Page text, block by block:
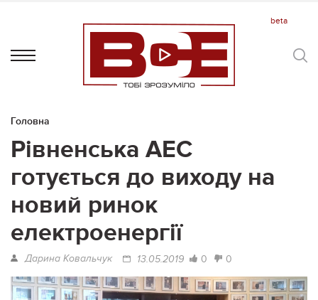
Головна
Рівненська АЕС
готується до виходу на
новий ринок
електроенергії
Дарина Ковальчук 13.05.2019 0 0